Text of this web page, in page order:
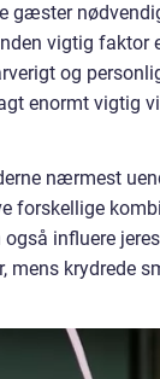
gæster
vigtig faktor
og
enormt vigtig
nærmest
forskellige
influere
mens krydrede